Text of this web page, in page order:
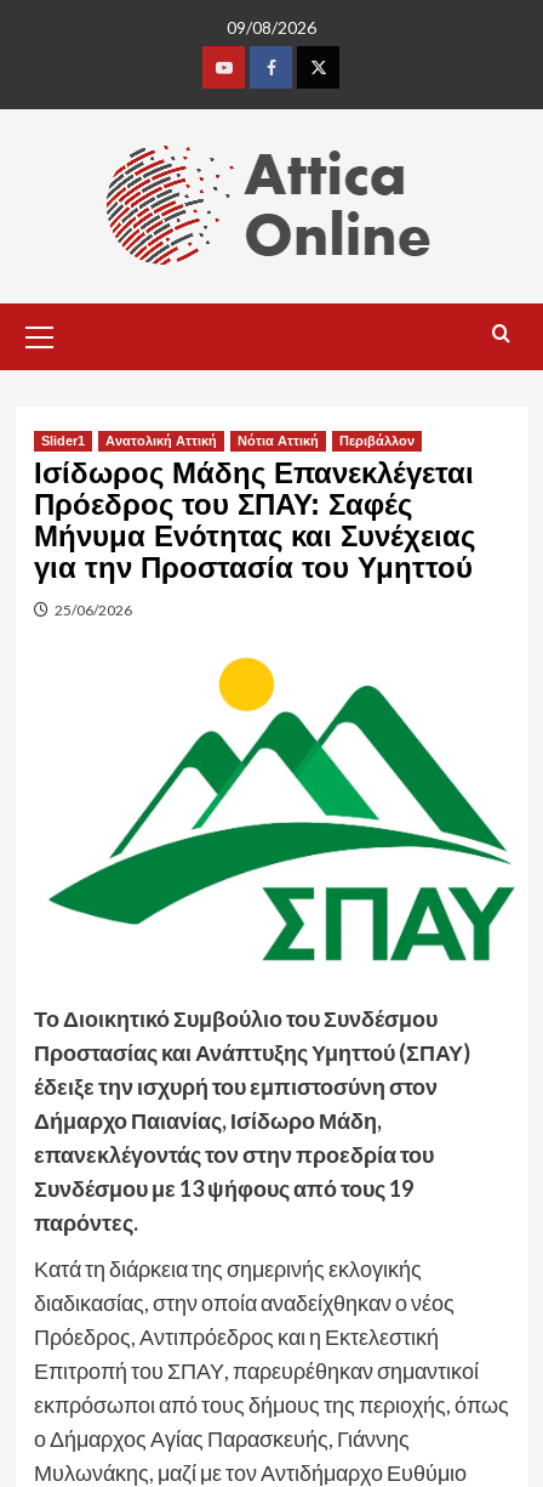
09/08/2026
YoutubeFacebookTwitter
Menu
Slider1 Ανατολική Αττική Νότια Αττική Περιβάλλον
Ισίδωρος Μάδης Επανεκλέγεται
Πρόεδρος του ΣΠΑΥ: Σαφές
Μήνυμα Ενότητας και Συνέχειας
για την Προστασία του Υμηττού
25/06/2026
Το Διοικητικό Συμβούλιο του Συνδέσμου
Προστασίας και Ανάπτυξης Υμηττού (ΣΠΑΥ)
έδειξε την ισχυρή του εμπιστοσύνη στον
Δήμαρχο Παιανίας, Ισίδωρο Μάδη,
επανεκλέγοντάς τον στην προεδρία του
Συνδέσμου με 13 ψήφους από τους 19
παρόντες.
Κατά τη διάρκεια της σημερινής εκλογικής
διαδικασίας, στην οποία αναδείχθηκαν ο νέος
Πρόεδρος, Αντιπρόεδρος και η Εκτελεστική
Επιτροπή του ΣΠΑΥ, παρευρέθηκαν σημαντικοί
εκπρόσωποι από τους δήμους της περιοχής, όπως
ο Δήμαρχος Αγίας Παρασκευής, Γιάννης
Μυλωνάκης, μαζί με τον Αντιδήμαρχο Ευθύμιο